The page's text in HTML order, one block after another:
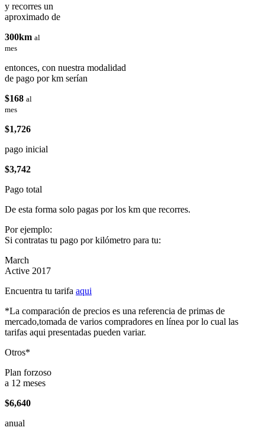
y recorres un
aproximado de
300km al
mes
entonces, con nuestra modalidad
de pago por km serían
$168 al
mes
$1,726
pago inicial
$3,742
Pago total
De esta forma solo pagas por los km que recorres.
Por ejemplo:
Si contratas tu pago por kilómetro para tu:
March
Active 2017
Encuentra tu tarifa aqui
*La comparación de precios es una referencia de primas de
mercado,tomada de varios compradores en línea por lo cual las
tarifas aqui presentadas pueden variar.
Otros*
Plan forzoso
a 12 meses
$6,640
anual